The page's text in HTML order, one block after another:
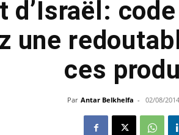
d’Israël:
une
ces
Par Antar Belkhelfa - 02/08/2014